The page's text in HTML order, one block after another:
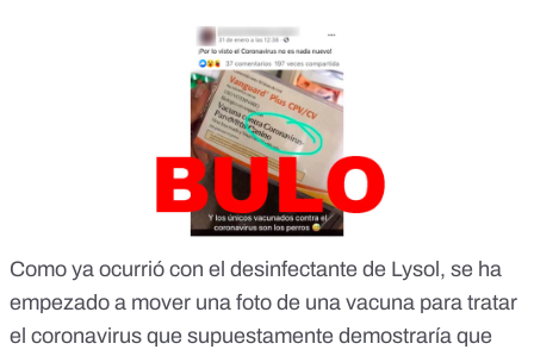
Como ya ocurrió con el desinfectante de Lysol , se ha
empezado a mover una foto de una vacuna para tratar
el coronavirus que supuestamente demostraría que